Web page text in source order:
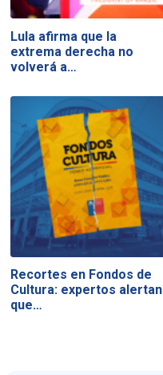
Lula afirma que la
extrema derecha no
volverá a…
Recortes en Fondos de
Cultura: expertos alertan
que…